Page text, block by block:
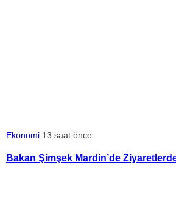
Ekonomi 13 saat önce
Bakan Şimşek Mardin’de